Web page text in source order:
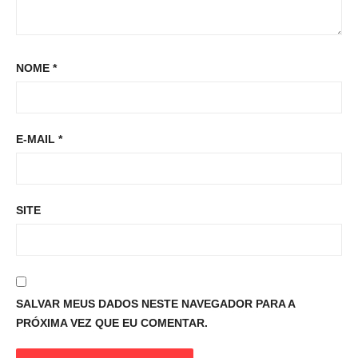
NOME *
E-MAIL *
SITE
SALVAR MEUS DADOS NESTE NAVEGADOR PARA A
PRÓXIMA VEZ QUE EU COMENTAR.